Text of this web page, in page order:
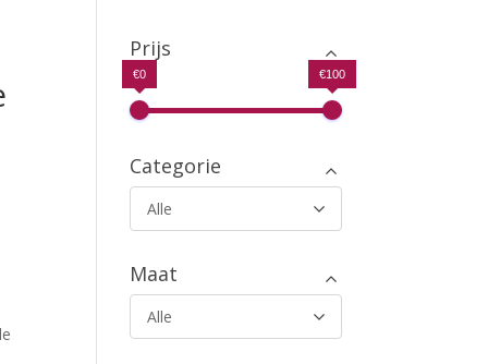
Prijs
€0 €100
Categorie
Alle
Maat
Alle